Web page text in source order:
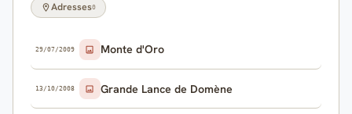
Adresses0
29/07/2009 Monte d'Oro
13/10/2008 Grande Lance de Domène